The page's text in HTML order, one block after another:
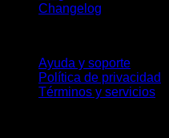
Changelog
Ayuda y soporte
Política de privacidad
Términos y servicios